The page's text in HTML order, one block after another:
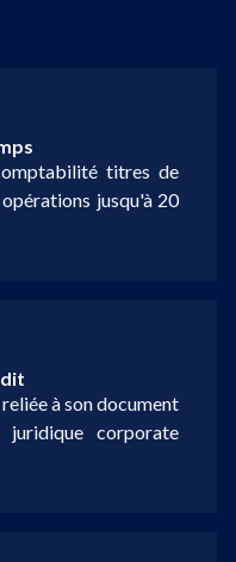
titres de
jusqu'à 20
à son document
corporate